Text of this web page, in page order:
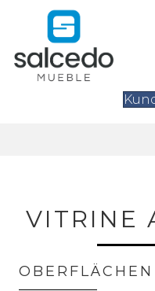
VITRINE
OBERFLÄCHEN